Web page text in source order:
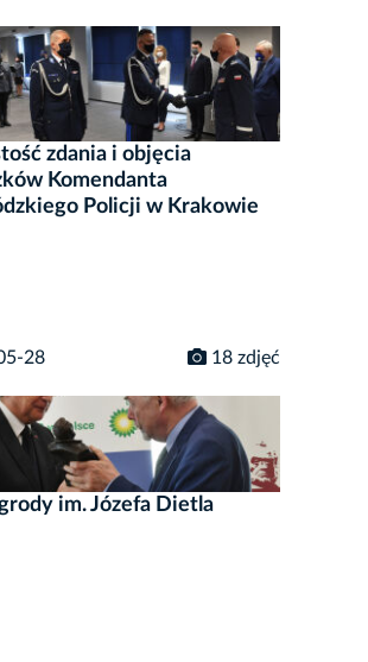
zdania i objęcia
Komendanta
Policji w Krakowie
28 18 zdjęć
im. Józefa Dietla